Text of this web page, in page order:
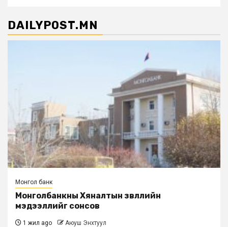
DAILYPOST.MN
Монгол банк
Монголбанкны Хяналтын зөвлөлийн
мэдээллийг сонсов
1 жил ago Аюуш Энхтуул